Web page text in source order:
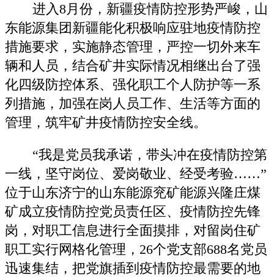
进入8月份，新疆疫情防控形势严峻，山
东能源集团新疆能化积极响应驻地疫情防控
措施要求，实施静态管理，严控一切外来车
辆和人员，结合矿井实际情况相继出台了强
化四级防控体系、强化职工个人防护等一系
列措施，加强在岗人员工作、生活等方面的
管理，筑牢矿井疫情防控安全线。
“我是党员我承诺，带头冲在疫情防控第
一线，坚守岗位、爱岗敬业、经受考验……”
位于山东济宁的山东能源兖矿能源兴隆庄煤
矿成立疫情防控党员责任区、疫情防控先锋
岗，对职工信息进行全面摸排，对留岗住矿
职工实行网格化管理，26个党支部688名党员
迅速集结，把党旗插到疫情防控最需要的地